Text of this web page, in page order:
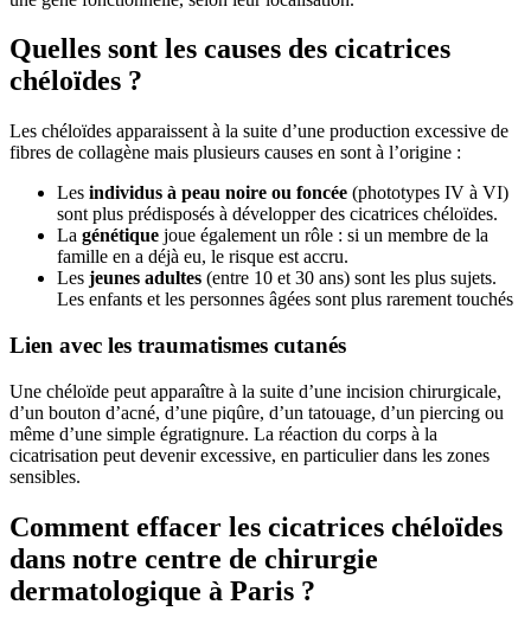
Quelles sont les causes des cicatrices
chéloïdes ?
Les chéloïdes apparaissent à la suite d’une production excessive de
fibres de collagène mais plusieurs causes en sont à l’origine :
Les individus à peau noire ou foncée (phototypes IV à VI)
sont plus prédisposés à développer des cicatrices chéloïdes.
La génétique joue également un rôle : si un membre de la
famille en a déjà eu, le risque est accru.
Les jeunes adultes (entre 10 et 30 ans) sont les plus sujets.
Les enfants et les personnes âgées sont plus rarement touchés
Lien avec les traumatismes cutanés
Une chéloïde peut apparaître à la suite d’une incision chirurgicale,
d’un bouton d’acné, d’une piqûre, d’un tatouage, d’un piercing ou
même d’une simple égratignure. La réaction du corps à la
cicatrisation peut devenir excessive, en particulier dans les zones
sensibles.
Comment effacer les cicatrices chéloïdes
dans notre centre de chirurgie
dermatologique à Paris ?